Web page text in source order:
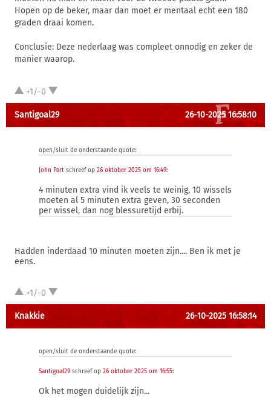
Hopen op de beker, maar dan moet er mentaal echt een 180
graden draai komen.
Conclusie: Deze nederlaag was compleet onnodig en zeker de
manier waarop.
+1/-0
Santigoal29 26-10-2025 16:58:10
open/sluit de onderstaande quote:
John Part schreef op 26 oktober 2025 om 16:49:
4 minuten extra vind ik veels te weinig, 10 wissels
moeten al 5 minuten extra geven, 30 seconden
per wissel, dan nog blessuretijd erbij.
Hadden inderdaad 10 minuten moeten zijn.... Ben ik met je
eens.
+1/-0
Knakkie 26-10-2025 16:58:14
open/sluit de onderstaande quote:
Santigoal29 schreef op 26 oktober 2025 om 16:55:
Ok het mogen duidelijk zijn...